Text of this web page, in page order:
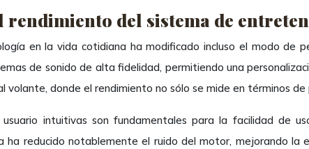
rendimiento del sistema de
en la vida cotidiana ha modificado incluso el modo de
de sonido de alta fidelidad, permitiendo una
donde el rendimiento no sólo se mide en términos
intuitivas son fundamentales para la facilidad de
reducido notablemente el ruido del motor, mejorando la